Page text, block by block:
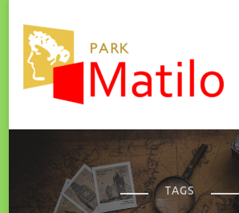
Park Matilo
TAGS